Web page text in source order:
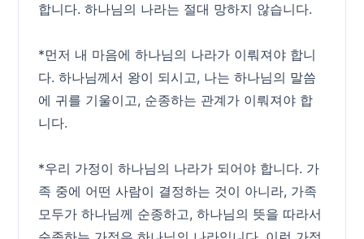
합니다. 하나님의 나라는 절대 망하지 않습니다.
*먼저 내 마음에 하나님의 나라가 이뤄져야 합니
다. 하나님께서 왕이 되시고, 나는 하나님의 말씀
에 귀를 기울이고, 순종하는 관계가 이뤄져야 합
니다.
*우리 가정이 하나님의 나라가 되어야 합니다. 가
족 중에 어떤 사람이 결정하는 것이 아니라, 가족
모두가 하나님께 순종하고, 하나님의 뜻을 따라서